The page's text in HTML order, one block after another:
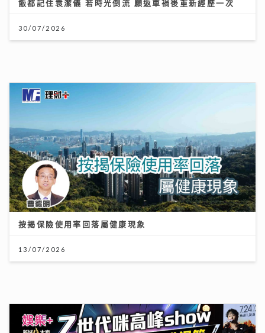
動漫節2026｜「新城廣播」大會指定全媒體 「Z 世代咪
高峰show」以「我們的收藏品」為主題 眾歌手傾力獻唱
24/07/2026
展望 2026 年下半年樓按市場
27/07/2026